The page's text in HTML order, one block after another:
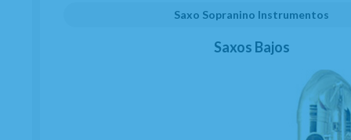
Saxo Sopranino Instrumentos
Saxos Bajos